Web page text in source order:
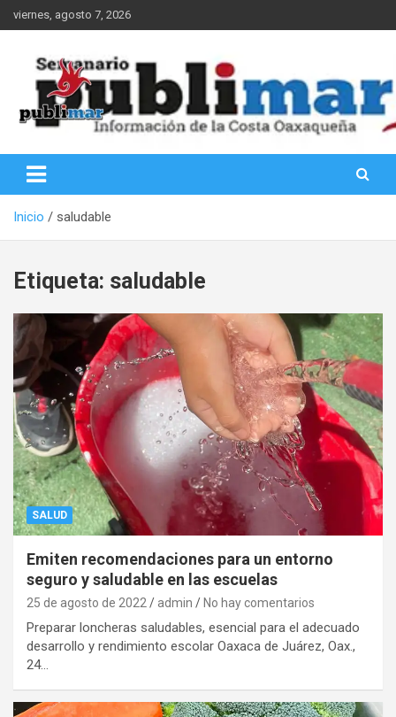
Saltar
al
viernes, agosto 7, 2026
PubliMar
Inicio saludable
Etiqueta: saludable
SALUD
Emiten recomendaciones para un entorno
seguro y saludable en las escuelas
25 de agosto de 2022 admin No hay comentarios
Preparar loncheras saludables, esencial para el adecuado
desarrollo y rendimiento escolar Oaxaca de Juárez, Oax.,
24…